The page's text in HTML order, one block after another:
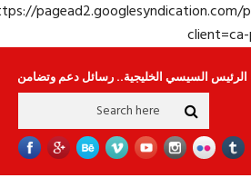
https://
الخليجية.. رسائل دعم وتضامن للأشقاء